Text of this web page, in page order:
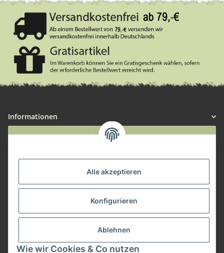
Alle akzeptieren
Konfigurieren
Ablehnen
Wie wir Cookies & Co nutzen
Informationen
Widerruf anmelden
Herstellerinformationen